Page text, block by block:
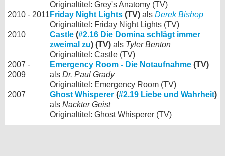
Originaltitel: Grey's Anatomy (TV)
2010 - 2011 Friday Night Lights (TV) als Derek Bishop
Originaltitel: Friday Night Lights (TV)
2010
Castle (#2.16 Die Domina schlägt immer
zweimal zu) (TV) als Tyler Benton
Originaltitel: Castle (TV)
2007 -
2009
Emergency Room - Die Notaufnahme (TV)
als Dr. Paul Grady
Originaltitel: Emergency Room (TV)
2007
Ghost Whisperer (#2.19 Liebe und Wahrheit)
als Nackter Geist
Originaltitel: Ghost Whisperer (TV)